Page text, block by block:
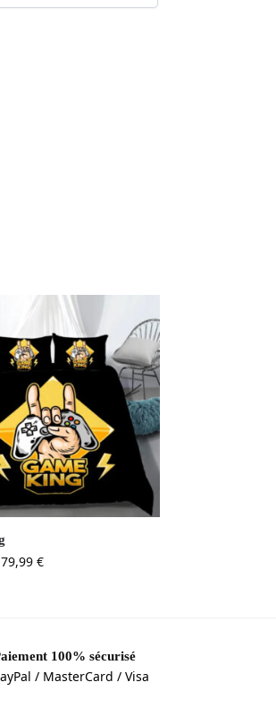
79,99€
100% sécurisé
/ MasterCard / Visa